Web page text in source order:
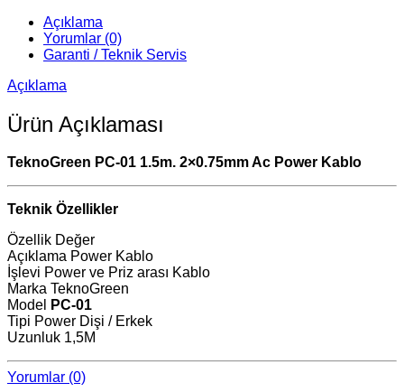
Açıklama
Yorumlar (0)
Garanti / Teknik Servis
Açıklama
Ürün Açıklaması
TeknoGreen PC-01 1.5m. 2×0.75mm Ac Power Kablo
Teknik Özellikler
Özellik Değer
Açıklama Power Kablo
İşlevi Power ve Priz arası Kablo
Marka TeknoGreen
Model
PC-01
Tipi Power Dişi / Erkek
Uzunluk 1,5M
Yorumlar (0)